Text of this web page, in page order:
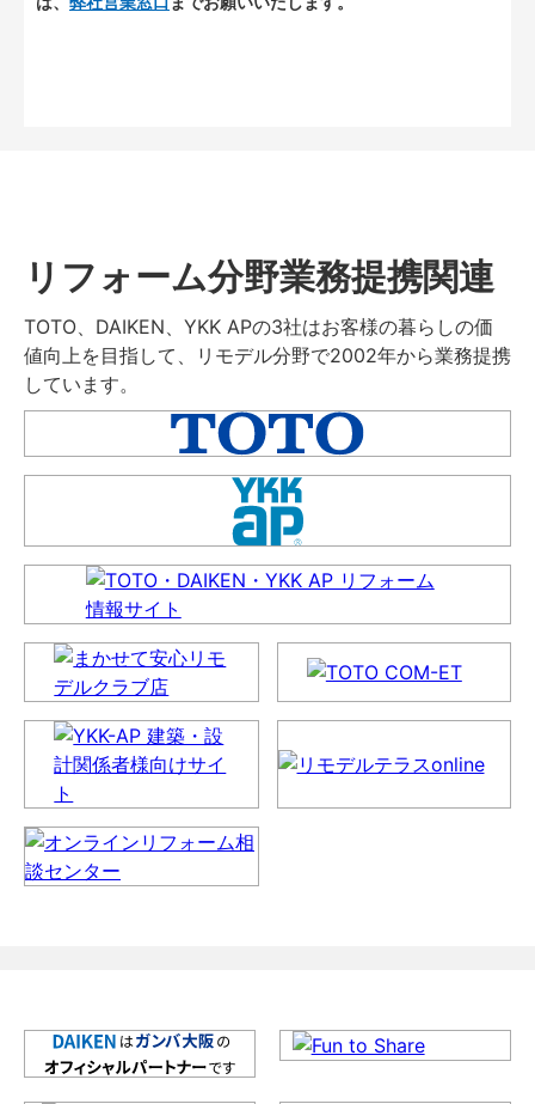
リフォーム分野業務提携関連
TOTO、DAIKEN、YKK APの3社はお客様の暮らしの価
値向上を目指して、リモデル分野で2002年から業務提携
しています。